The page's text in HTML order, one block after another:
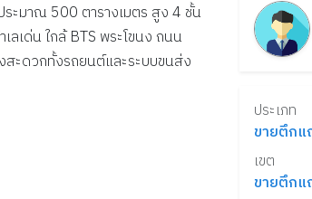
ระมาณ 500 ตารางเมตร สูง4ชั้น
ลเด่น ใกล้BTS พระโขนง ถนน
สะดวกทั้งรถยนต์และระบบขนส่ง
ประเภท
ขายตึกแ
เขต
ขายตึกแ